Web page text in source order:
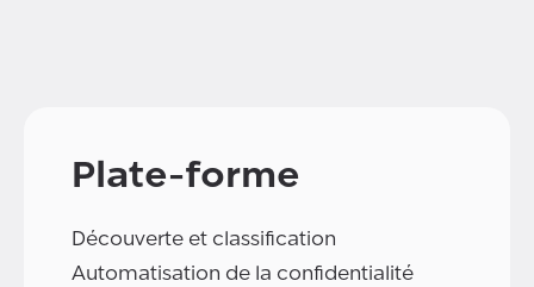
Plate-forme
Découverte et classification
Automatisation de la confidentialité